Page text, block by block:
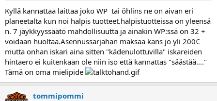
Kyllä kannattaa laittaa joko WP tai öhlins ne on aivan eri
planeetalta kun noi halpis tuotteet.halpistuotteissa on yleensä
n. 7 jäykkyyssäätö mahdollisuutta ja ainakin WP:ssä on 32 +
voidaan huoltaa.Asennussarjahan maksaa kans jo yli 200€
mutta onhan iskari aina sitten "kädenulottuvilla" iskareiden
hintaero ei kuitenkaan ole niin iso että kannattas "säästää...."
Tämä on oma mielipide
tommipommi